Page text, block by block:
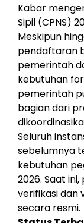
Kabar
Sipil (CPNS)
Meskipun
pendaftaran
pemerintah
kebutuhan
pemerintah
bagian dari
Seluruh
sebelumnya
kebutuhan
2026. Saat
verifikasi dan
secara resmi.